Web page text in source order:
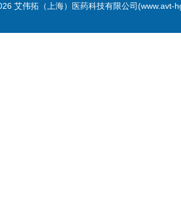
艾伟拓（上海）医药科技有限公司(www.avt-